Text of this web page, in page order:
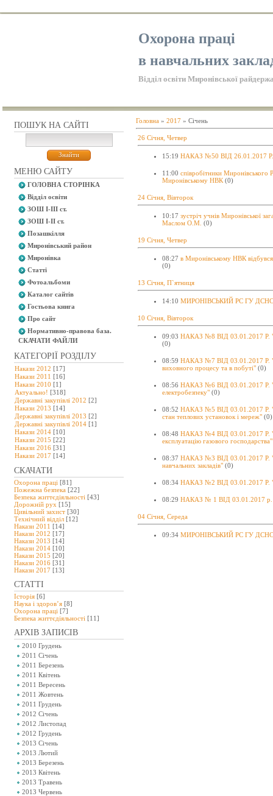
Охорона праці
в навчальних
Відділ освіти Миронівської
ПОШУК НА САЙТІ
МЕНЮ САЙТУ
ГОЛОВНА СТОРІНКА
Відділ освіти
ЗОШ І-ІІІ ст.
ЗОШ І-ІІ ст.
Позашкілля
Миронівський район
Миронівка
Статті
Фотоальбоми
Каталог сайтів
Гостьова книга
Про сайт
Нормативно-правова база.
СКАЧАТИ ФАЙЛИ
КАТЕГОРІЇ РОЗДІЛУ
Накази 2012 [17]
Накази 2011 [16]
Накази 2010 [1]
Актуально! [318]
Державні закупівлі 2012 [2]
Накази 2013 [14]
Державні закупівлі 2013 [2]
Державні закупівлі 2014 [1]
Накази 2014 [10]
Накази 2015 [22]
Накази 2016 [31]
Накази 2017 [14]
СКАЧАТИ
Охорона праці [81]
Пожежна безпека [22]
Безпека життєдіяльності [43]
Дорожній рух [15]
Цивільний захист [30]
Технічний відділ [12]
Накази 2011 [14]
Накази 2012 [17]
Накази 2013 [14]
Накази 2014 [10]
Накази 2015 [20]
Накази 2016 [31]
Накази 2017 [13]
СТАТТІ
Історія [6]
Наука і здоров’я [8]
Охорона праці [7]
Безпeка життєдіяльності [11]
АРХІВ ЗАПИСІВ
2010 Грудень
2011 Січень
2011 Березень
2011 Квітень
2011 Вересень
2011 Жовтень
2011 Грудень
2012 Січень
2012 Листопад
2012 Грудень
2013 Січень
2013 Лютий
2013 Березень
2013 Квітень
2013 Травень
2013 Червень
Головна » 2017 » Січень
26 Січня, Четвер
15:19 НАКАЗ №50 ВІД 26.01.2017 Р.
11:00 співробітники
Миронівському НВК (0)
24 Січня, Вівторок
10:17 зустріч учнів Миронівської
Маслом О.М. (0)
19 Січня, Четвер
08:27 в Миронівському НВК відбувся
(0)
13 Січня, П`ятниця
14:10 МИРОНІВСЬКИЙ РС ГУ ДСНС
10 Січня, Вівторок
09:03 НАКАЗ №8 ВІД 03.01.2017 Р.
(0)
08:59 НАКАЗ №7 ВІД 03.01.2017 Р.
виховного процесу та в побуті" (0)
08:56 НАКАЗ №6 ВІД 03.01.2017 Р.
електробезпеку" (0)
08:52 НАКАЗ №5 ВІД 03.01.2017 Р.
стан теплових установок і мереж" (0)
08:48 НАКАЗ №4 ВІД 03.01.2017 Р.
експлуатацію газового господарства"
08:37 НАКАЗ №3 ВІД 03.01.2017 Р.
навчальних закладів" (0)
08:34 НАКАЗ №2 ВІД 03.01.2017 Р.
08:29 НАКАЗ № 1 ВІД 03.01.2017 р.
04 Січня, Середа
09:34 МИРОНІВСЬКИЙ РС ГУ ДСНС